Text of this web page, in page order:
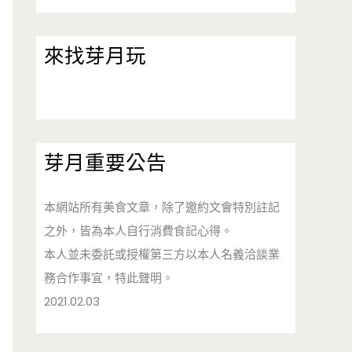
來找芽月玩
芽月重要公告
本網站所有美食文章，除了邀約文會特別註記
之外，皆為本人自行消費食記心得。
本人並未委託或授權第三方以本人名義洽談業
務合作事宜，特此聲明。
2021.02.03